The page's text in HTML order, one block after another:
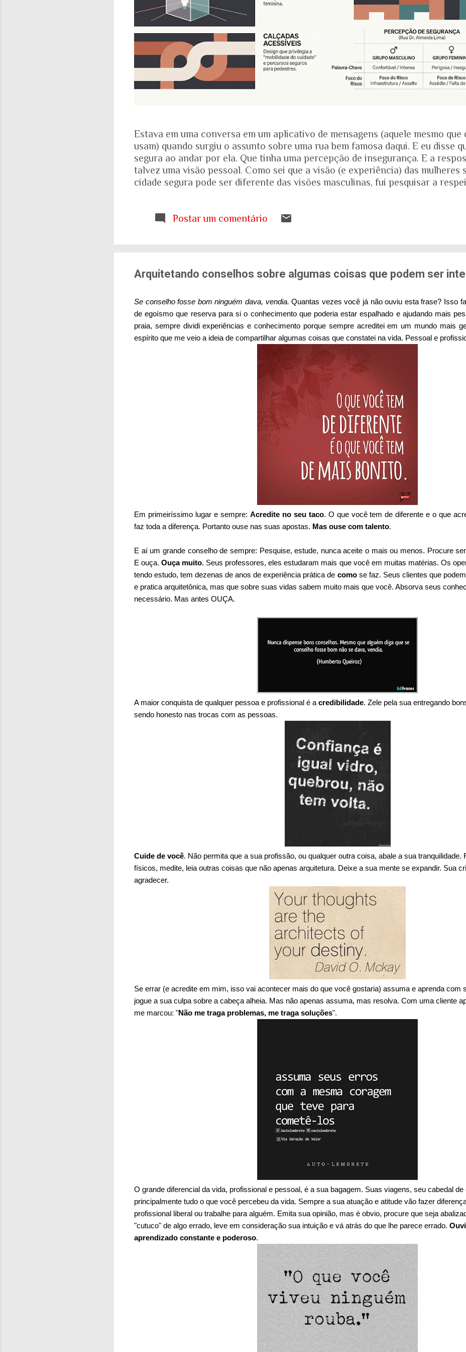
Estava em uma conversa em um aplicativo de mensagens (aquele mesmo que
usam) quando surgiu o assunto sobre uma rua bem famosa daqui. E eu disse
segura ao andar por ela. Que tinha uma percepção de insegurança. E a
talvez uma visão pessoal. Como sei que a visão (e experiência) das mulheres
cidade segura pode ser diferente das visões masculinas, fui pesquisar a
Locomotiva, divulgada em setembro de 2024, mostrou um dado alarmante: que
sensação isolada. Se per...
Postar um comentário
Arquitetando conselhos sobre algumas coisas que podem ser
Se conselho fosse bom ninguém dava, vendia. Quantas vezes você já não ouviu esta frase? Isso
de egoísmo que reserva para si o conhecimento que poderia estar espalhado e ajudando mais
praia, sempre dividi experiências e conhecimento porque sempre acreditei em um mundo mais
espírito que me veio a ideia de compartilhar algumas coisas que constatei na vida. Pessoal e
Em primeiríssimo lugar e sempre: Acredite no seu taco. O que você tem de diferente e o que
faz toda a diferença. Portanto ouse nas suas apostas. Mas ouse com talento.
E aí um grande conselho de sempre: Pesquise, estude, nunca aceite o mais ou menos. Procure
E ouça.Ouça muito. Seus professores, eles estudaram mais que você em muitas matérias. Os
tendo estudo, tem dezenas de anos de experiência prática de comose faz. Seus clientes que
e pratica arquitetônica, mas que sobre suas vidas sabem muito mais que você. Absorva seus
necessário. Mas antes OUÇA.
A maior conquista de qualquer pessoa e profissional é a credibilidade. Zele pela sua entregando
sendo honesto nas trocas com as pessoas.
Cuide de você. Não permita que a sua profissão, ou qualquer outra coisa, abale a sua tranquilidade.
físicos, medite, leia outras coisas que não apenas arquitetura. Deixe a sua mente se expandir. Sua
agradecer.
Se errar (e acredite em mim, isso vai acontecer mais do que você gostaria) assuma e aprenda com
jogue a sua culpa sobre a cabeça alheia. Mas não apenas assuma, mas resolva. Com uma cliente
me marcou: "Não me traga problemas, me traga soluções".
O grande diferencial da vida, profissional e pessoal, é a sua bagagem. Suas viagens, seu cabedal
principalmente tudo o que você percebeu da vida. Sempre a sua atuação e atitude vão fazer
profissional liberal ou trabalhe para alguém. Emita sua opinião, mas é obvio, procure que seja
"cutuco" de algo errado, leve em consideração sua intuição e vá atrás do que lhe parece errado.
aprendizado constante e poderoso.